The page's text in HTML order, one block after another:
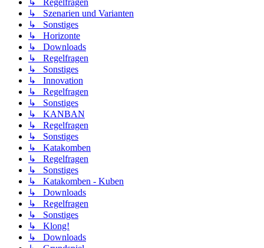
↳ Regelfragen
↳ Szenarien und Varianten
↳ Sonstiges
↳ Horizonte
↳ Downloads
↳ Regelfragen
↳ Sonstiges
↳ Innovation
↳ Regelfragen
↳ Sonstiges
↳ KANBAN
↳ Regelfragen
↳ Sonstiges
↳ Katakomben
↳ Regelfragen
↳ Sonstiges
↳ Katakomben - Kuben
↳ Downloads
↳ Regelfragen
↳ Sonstiges
↳ Klong!
↳ Downloads